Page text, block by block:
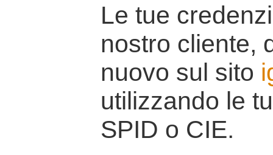
Le tue
nostro cliente,
nuovo sul sito
utilizzando le
SPID o CIE.